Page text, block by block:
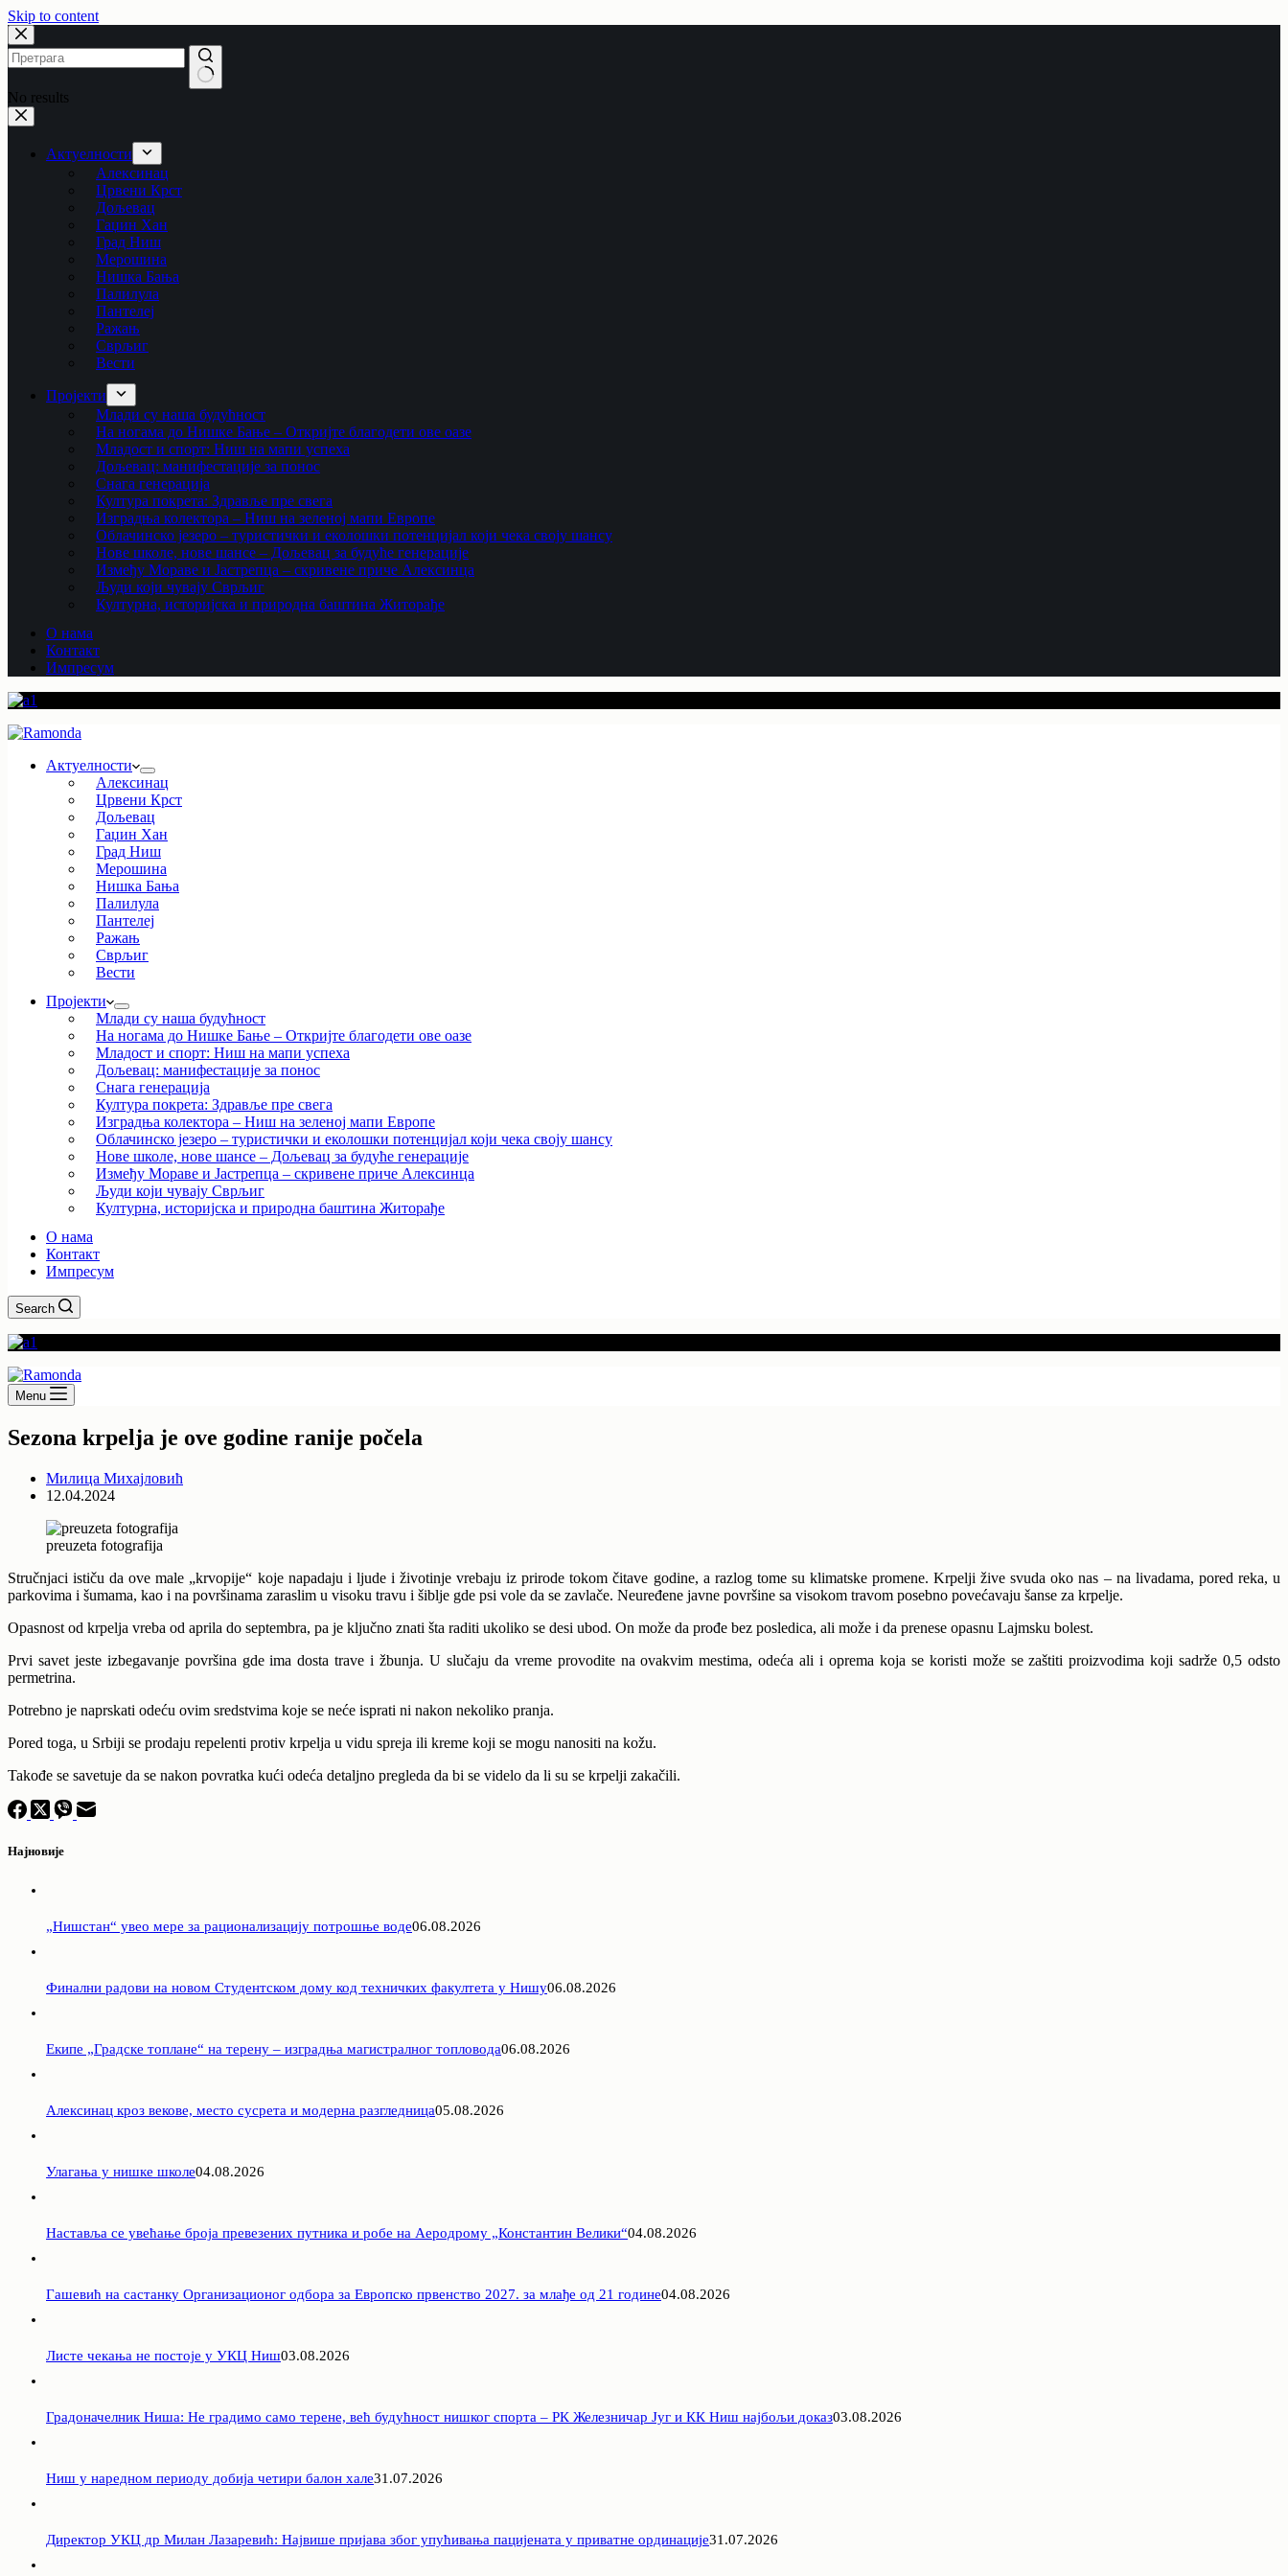
Skip to content
No results
Актуелности
Алексинац
Црвени Крст
Дољевац
Гаџин Хан
Град Ниш
Мерошина
Нишка Бања
Палилула
Пантелеј
Ражањ
Сврљиг
Вести
Пројекти
Млади су наша будућност
На ногама до Нишке Бање – Откријте благодети ове оазе
Младост и спорт: Ниш на мапи успеха
Дољевац: манифестације за понос
Снага генерација
Култура покрета: Здравље пре свега
Изградња колектора – Ниш на зеленој мапи Европе
Облачинско језеро – туристички и еколошки потенцијал који чека своју шансу
Нове школе, нове шансе – Дољевац за будуће генерације
Између Мораве и Јастрепца – скривене приче Алексинца
Људи који чувају Сврљиг
Културна, историјска и природна баштина Житорађе
О нама
Контакт
Импресум
Актуелности
Алексинац
Црвени Крст
Дољевац
Гаџин Хан
Град Ниш
Мерошина
Нишка Бања
Палилула
Пантелеј
Ражањ
Сврљиг
Вести
Пројекти
Млади су наша будућност
На ногама до Нишке Бање – Откријте благодети ове оазе
Младост и спорт: Ниш на мапи успеха
Дољевац: манифестације за понос
Снага генерација
Култура покрета: Здравље пре свега
Изградња колектора – Ниш на зеленој мапи Европе
Облачинско језеро – туристички и еколошки потенцијал који чека своју шансу
Нове школе, нове шансе – Дољевац за будуће генерације
Између Мораве и Јастрепца – скривене приче Алексинца
Људи који чувају Сврљиг
Културна, историјска и природна баштина Житорађе
О нама
Контакт
Импресум
Search
Menu
Sezona krpelja je ove godine ranije počela
Милица Михајловић
12.04.2024
preuzeta fotografija
Stručnjaci ističu da ove male „krvopije“ koje napadaju i ljude i životinje vrebaju iz prirode tokom čitave godine, a razlog tome su klimatske promene. Krpelji žive svuda oko nas – na livadama, pored reka, u
parkovima i šumama, kao i na površinama zaraslim u visoku travu i šiblje gde psi vole da se zavlače. Neuređene javne površine sa visokom travom posebno povećavaju šanse za krpelje.
Opasnost od krpelja vreba od aprila do septembra, pa je ključno znati šta raditi ukoliko se desi ubod. On može da prođe bez posledica, ali može i da prenese opasnu Lajmsku bolest.
Prvi savet jeste izbegavanje površina gde ima dosta trave i žbunja. U slučaju da vreme provodite na ovakvim mestima, odeća ali i oprema koja se koristi može se zaštiti proizvodima koji sadrže 0,5 odsto
permetrina.
Potrebno je naprskati odeću ovim sredstvima koje se neće isprati ni nakon nekoliko pranja.
Pored toga, u Srbiji se prodaju repelenti protiv krpelja u vidu spreja ili kreme koji se mogu nanositi na kožu.
Takođe se savetuje da se nakon povratka kući odeća detaljno pregleda da bi se videlo da li su se krpelji zakačili.
Најновије
„Нишстан“ увео мере за рационализацију потрошње воде06.08.2026
Финални радови на новом Студентском дому код техничких факултета у Нишу06.08.2026
Екипе „Градске топлане“ на терену – изградња магистралног топловода06.08.2026
Алексинац кроз векове, место сусрета и модерна разгледница05.08.2026
Улагања у нишке школе04.08.2026
Наставља се увећање броја превезених путника и робе на Аеродрому „Константин Велики“04.08.2026
Гашевић на састанку Организационог одбора за Европско првенство 2027. за млађе од 21 године04.08.2026
Листе чекања не постоје у УКЦ Ниш03.08.2026
Градоначелник Ниша: Не градимо само терене, већ будућност нишког спорта – РК Железничар Југ и КК Ниш најбољи доказ03.08.2026
Ниш у наредном периоду добија четири балон хале31.07.2026
Директор УКЦ др Милан Лазаревић: Највише пријава због упућивања пацијената у приватне ординације31.07.2026